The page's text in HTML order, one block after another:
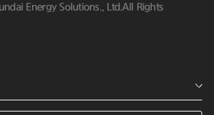
Energy Solutions., Ltd.All Rights